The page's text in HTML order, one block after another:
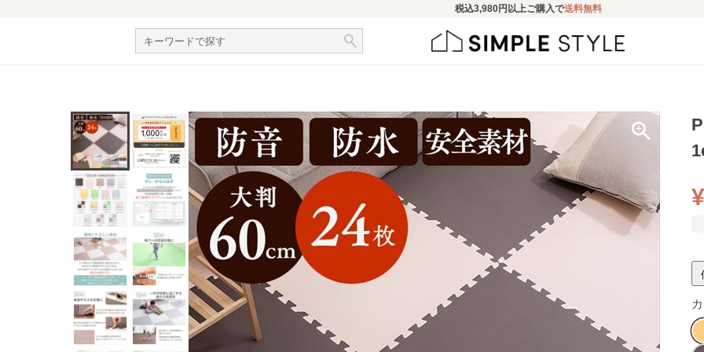
税込3,980円 以上ご購入で送料無料